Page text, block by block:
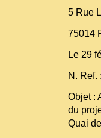
5 Rue
75014
Le 29
N. Ref.
Objet :
du
Quai